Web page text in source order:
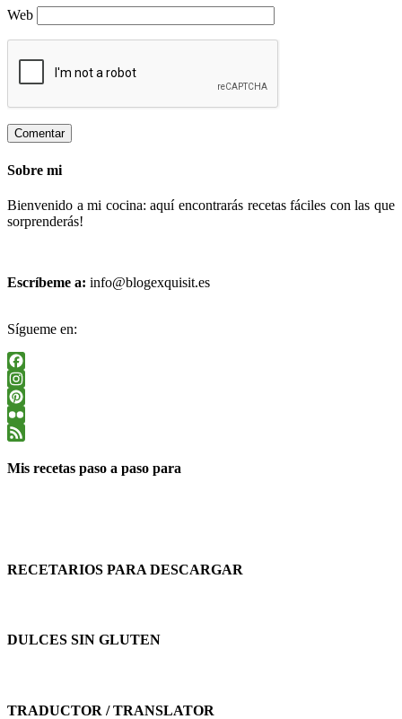
Web
Sobre mi
Bienvenido a mi cocina: aquí encontrarás recetas fáciles con las que
sorprenderás!
Escríbeme a: info@blogexquisit.es
Sígueme en:
Facebook
Instagram
Pinterest
Flickr
Mis recetas paso a paso para
RECETARIOS PARA DESCARGAR
DULCES SIN GLUTEN
TRADUCTOR / TRANSLATOR